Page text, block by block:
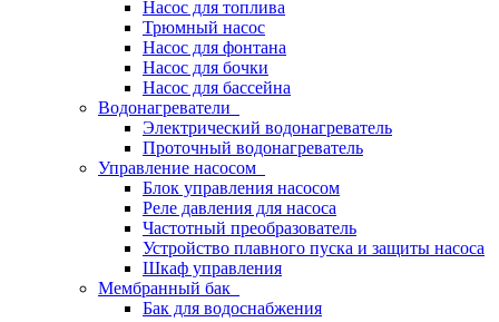
Насос для топлива
Трюмный насос
Насос для фонтана
Насос для бочки
Насос для бассейна
Водонагреватели
Электрический водонагреватель
Проточный водонагреватель
Управление насосом
Блок управления насосом
Реле давления для насоса
Частотный преобразователь
Устройство плавного пуска и защиты насоса
Шкаф управления
Мембранный бак
Бак для водоснабжения